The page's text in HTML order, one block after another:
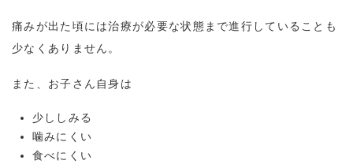
痛みが出た頃には治療が必要な状態まで進行していることも
少なくありません。
また、お子さん自身は
少ししみる
噛みにくい
食べにくい